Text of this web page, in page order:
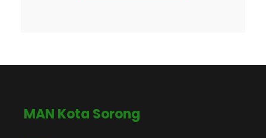
MAN Kota Sorong